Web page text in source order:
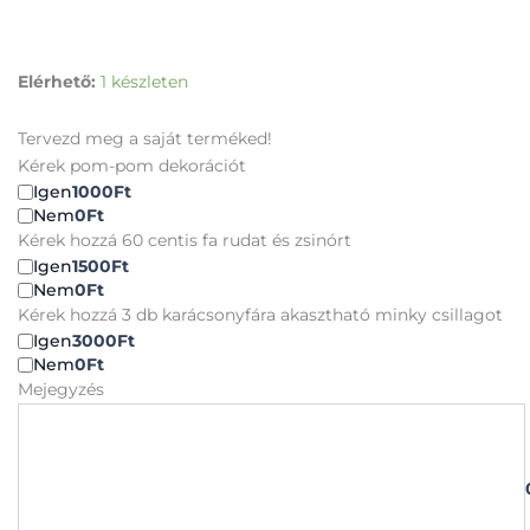
Elérhető: 1 készleten
Tervezd meg a saját terméked!
Kérek pom-pom dekorációt
Igen1000Ft
Nem0Ft
Kérek hozzá 60 centis fa rudat és zsinórt
Igen1500Ft
Nem0Ft
Kérek hozzá 3 db karácsonyfára akasztható minky csillagot
Igen3000Ft
Nem0Ft
Mejegyzés
Mikulás
kockás
az
első
mikulásom
mennyiség